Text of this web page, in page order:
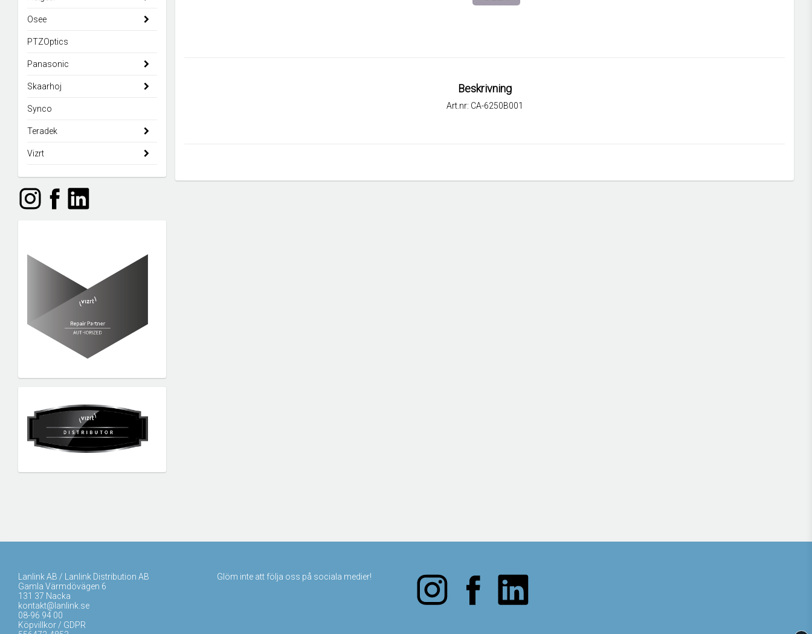
Osee
PTZOptics
Panasonic
Skaarhoj
Synco
Teradek
Vizrt
Beskrivning
Art.nr: CA-6250B001
Lanlink AB / Lanlink Distribution AB
Gamla Värmdövägen 6
131 37 Nacka
kontakt@lanlink.se
08-96 94 00
Köpvillkor / GDPR
Glöm inte att följa oss på sociala medier!